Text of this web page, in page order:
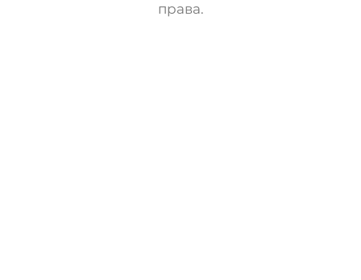
права.